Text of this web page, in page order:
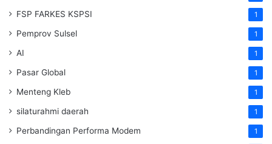
FSP FARKES KSPSI 1
Pemprov Sulsel 1
AI 1
Pasar Global 1
Menteng Kleb 1
silaturahmi daerah 1
Perbandingan Performa Modem 1